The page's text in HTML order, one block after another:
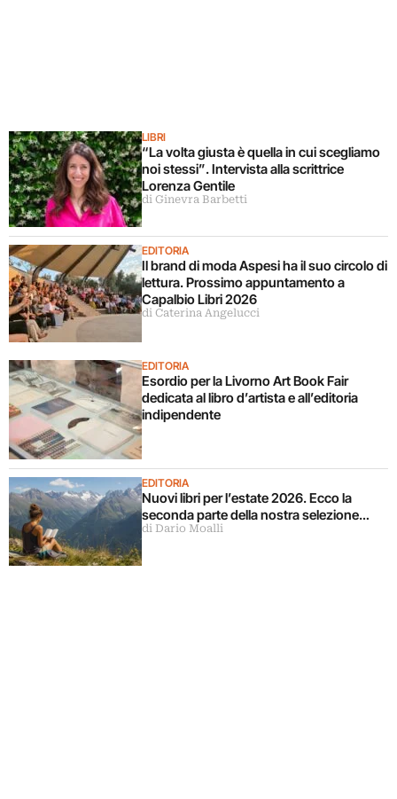
LIBRI
“La volta giusta è quella in cui scegliamo
noi stessi”. Intervista alla scrittrice
Lorenza Gentile
di Ginevra Barbetti
EDITORIA
Il brand di moda Aspesi ha il suo circolo di
lettura. Prossimo appuntamento a
Capalbio Libri 2026
di Caterina Angelucci
EDITORIA
Esordio per la Livorno Art Book Fair
dedicata al libro d’artista e all’editoria
indipendente
EDITORIA
Nuovi libri per l’estate 2026. Ecco la
seconda parte della nostra selezione…
di Dario Moalli